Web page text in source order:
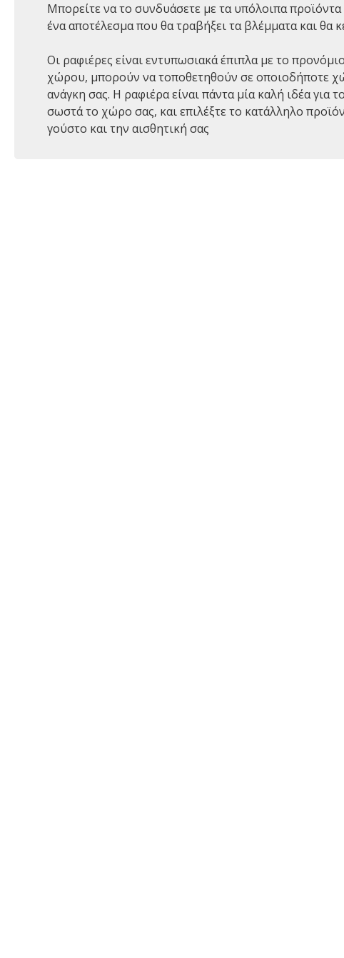
Μπορείτε να το συνδυάσετε με τα υπόλοιπα προϊόντα
ένα αποτέλεσμα που θα τραβήξει τα βλέμματα και θα
Οι ραφιέρες είναι εντυπωσιακά έπιπλα με το
χώρου, μπορούν να τοποθετηθούν σε οποιοδήποτε
ανάγκη σας. Η ραφιέρα είναι πάντα μία καλή ιδέα για
σωστά το χώρο σας, και επιλέξτε το κατάλληλο
γούστο και την αισθητική σας